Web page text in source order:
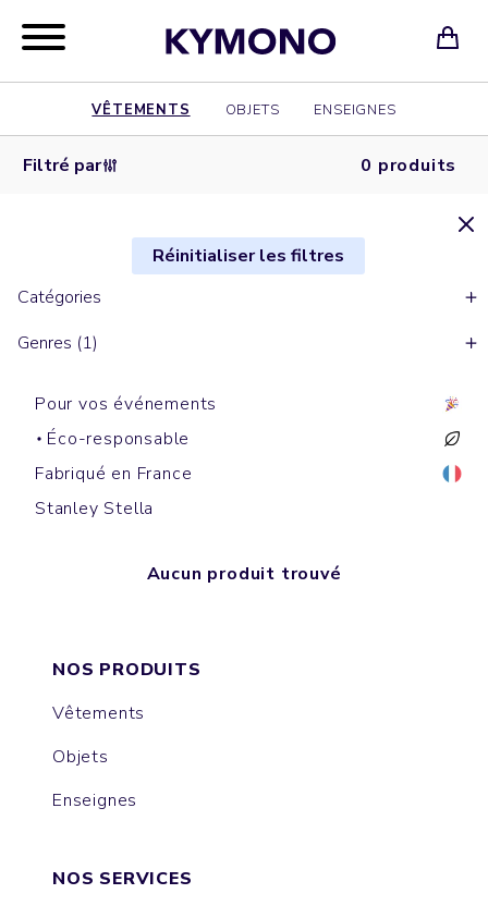
VÊTEMENTS OBJETS ENSEIGNES
Filtré par 0 produits
Réinitialiser les filtres
Catégories
Genres (1)
Pour vos événements
Éco-responsable
Fabriqué en France
Stanley Stella
Aucun produit trouvé
NOS PRODUITS
Vêtements
Objets
Enseignes
NOS SERVICES